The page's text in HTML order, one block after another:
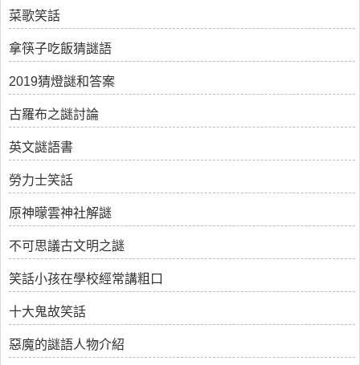
菜歌笑話
拿筷子吃飯猜謎語
2019猜燈謎和答案
古羅布之謎討論
英文謎語書
勞力士笑話
原神曚雲神社解謎
不可思議古文明之謎
笑話小孩在學校經常講粗口
十大鬼故笑話
惡魔的謎語人物介紹